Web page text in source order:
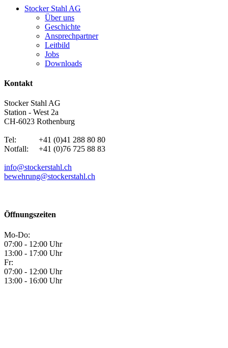
Stocker Stahl AG
Über uns
Geschichte
Ansprechpartner
Leitbild
Jobs
Downloads
Kontakt
Stocker Stahl AG
Station - West 2a
CH-6023 Rothenburg
Tel: +41 (0)41 288 80 80
Notfall: +41 (0)76 725 88 83
info@stockerstahl.ch
bewehrung@stockerstahl.ch
Öffnungszeiten
Mo-Do:
07:00 - 12:00 Uhr
13:00 - 17:00 Uhr
Fr:
07:00 - 12:00 Uhr
13:00 - 16:00 Uhr